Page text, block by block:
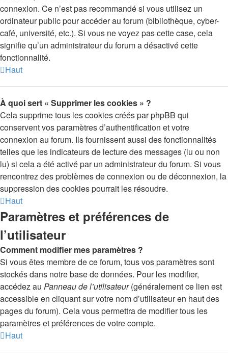
connexion. Ce n’est pas recommandé si vous utilisez un
ordinateur public pour accéder au forum (bibliothèque, cyber-
café, université, etc.). Si vous ne voyez pas cette case, cela
signifie qu’un administrateur du forum a désactivé cette
fonctionnalité.
Haut
À quoi sert « Supprimer les cookies » ?
Cela supprime tous les cookies créés par phpBB qui
conservent vos paramètres d’authentification et votre
connexion au forum. Ils fournissent aussi des fonctionnalités
telles que les indicateurs de lecture des messages (lu ou non
lu) si cela a été activé par un administrateur du forum. Si vous
rencontrez des problèmes de connexion ou de déconnexion, la
suppression des cookies pourrait les résoudre.
Haut
Paramètres et préférences de
l’utilisateur
Comment modifier mes paramètres ?
Si vous êtes membre de ce forum, tous vos paramètres sont
stockés dans notre base de données. Pour les modifier,
accédez au Panneau de l’utilisateur(généralement ce lien est
accessible en cliquant sur votre nom d’utilisateur en haut des
pages du forum). Cela vous permettra de modifier tous les
paramètres et préférences de votre compte.
Haut